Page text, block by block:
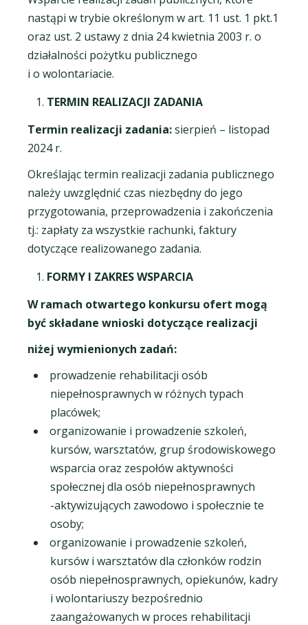
nastąpi w trybie określonym w art. 11 ust. 1 pkt.1
oraz ust. 2 ustawy z dnia 24 kwietnia 2003 r. o
działalności pożytku publicznego
i o wolontariacie.
TERMIN REALIZACJI ZADANIA
Termin realizacji zadania:sierpień – listopad
2024 r.
Określając termin realizacji zadania publicznego
należy uwzględnić czas niezbędny do jego
przygotowania, przeprowadzenia i zakończenia
tj.: zapłaty za wszystkie rachunki, faktury
dotyczące realizowanego zadania.
FORMY I ZAKRES WSPARCIA
W ramach otwartego konkursu ofert mogą
być składane wnioski dotyczące realizacji
niżej wymienionych zadań:
prowadzenie rehabilitacji osób
niepełnosprawnych w różnych typach
placówek;
organizowanie i prowadzenie szkoleń,
kursów, warsztatów, grup środowiskowego
wsparcia oraz zespołów aktywności
społecznej dla osób niepełnosprawnych
-aktywizujących zawodowo i społecznie te
osoby;
organizowanie i prowadzenie szkoleń,
kursów i warsztatów dla członków rodzin
osób niepełnosprawnych, opiekunów, kadry
i wolontariuszy bezpośrednio
zaangażowanych w proces rehabilitacji